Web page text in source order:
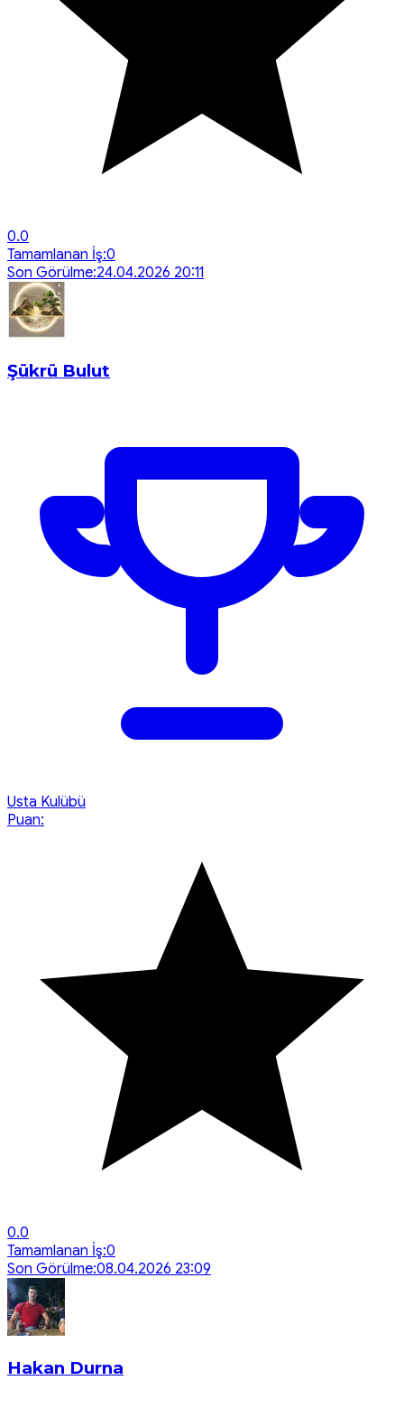
0.0
Tamamlanan İş:0
Son Görülme:24.04.2026 20:11
Şükrü Bulut
Usta Kulübü
Puan:
0.0
Tamamlanan İş:0
Son Görülme:08.04.2026 23:09
Hakan Durna